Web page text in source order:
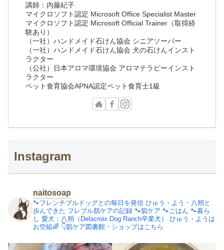
講師：内藤紀子
マイクロソフト認定 Microsoft Office Specialist Master
マイクロソフト認定 Microsoft Official Trainer（取得経
験あり）
（一社）ハンドメイド石けん協会 シニアソーパー
（一社）ハンドメイド石けん協会 犬の石けんインスト
ラクター
（公社）日本アロマ環境協会 アロマテラピーインスト
ラクター
ペット食育協会APNA認定ペット食育士1級
Instagram
naitosoap
🐾フレンチブルドッグとの毎日を発信 ひゅう・よう・八朔と
歩んできた フレブル肌ケアの記録 🐾肌ケア 🐾ごはん 🐾暮ら
し 愛犬：八朔（Delacroix Dog Ranch卒業犬）
ひゅう・ようは
お空組🌈 👇肌ケア図書館・ショップはこちら